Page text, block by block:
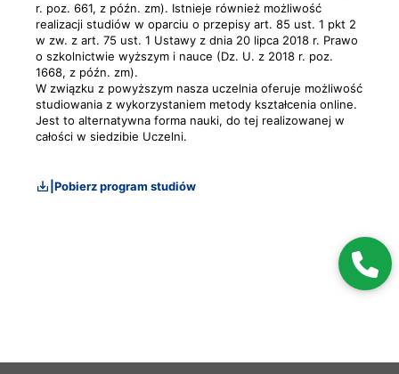
r. poz. 661, z późn. zm). Istnieje również możliwość
realizacji studiów w oparciu o przepisy art. 85 ust. 1 pkt 2
w zw. z art. 75 ust. 1 Ustawy z dnia 20 lipca 2018 r. Prawo
o szkolnictwie wyższym i nauce (Dz. U. z 2018 r. poz.
1668, z późn. zm).
W związku z powyższym nasza uczelnia oferuje możliwość
studiowania z wykorzystaniem metody kształcenia online.
Jest to alternatywna forma nauki, do tej realizowanej w
całości w siedzibie Uczelni.
|Pobierz program studiów